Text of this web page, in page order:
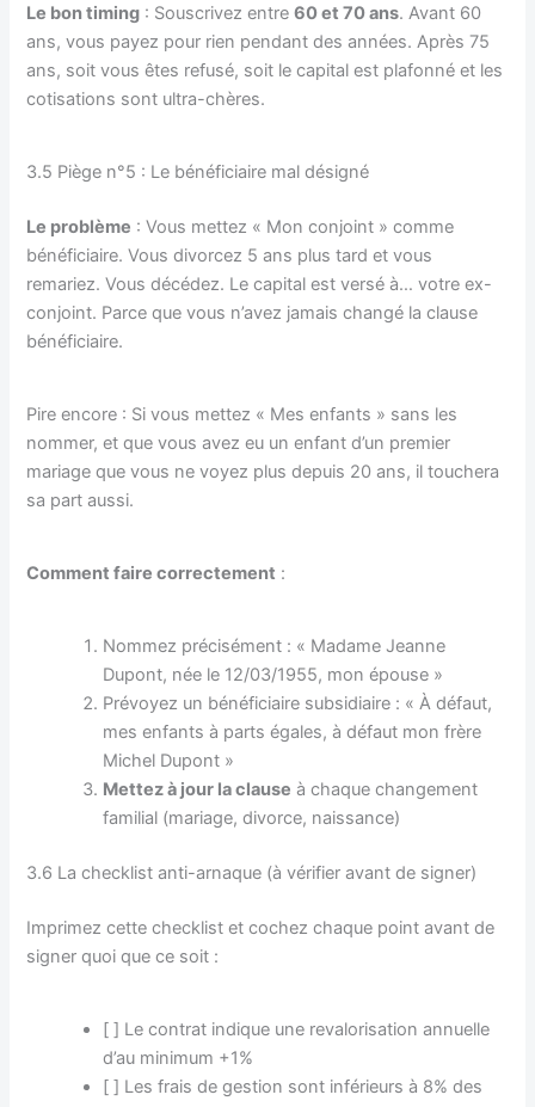
Le bon timing : Souscrivez entre60 et 70 ans. Avant 60
ans, vous payez pour rien pendant des années. Après 75
ans, soit vous êtes refusé, soit le capital est plafonné et les
cotisations sont ultra-chères.
3.5 Piège n°5 : Le bénéficiaire mal désigné
Le problème : Vous mettez « Mon conjoint » comme
bénéficiaire. Vous divorcez 5 ans plus tard et vous
remariez. Vous décédez. Le capital est versé à… votre ex-
conjoint. Parce que vous n’avez jamais changé la clause
bénéficiaire.
Pire encore : Si vous mettez « Mes enfants » sans les
nommer, et que vous avez eu un enfant d’un premier
mariage que vous ne voyez plus depuis 20 ans, il touchera
sa part aussi.
Comment faire correctement :
Nommez précisément : « Madame Jeanne
Dupont, née le 12/03/1955, mon épouse »
Prévoyez un bénéficiaire subsidiaire : « À défaut,
mes enfants à parts égales, à défaut mon frère
Michel Dupont »
Mettez à jour la clause à chaque changement
familial (mariage, divorce, naissance)
3.6 La checklist anti-arnaque (à vérifier avant de signer)
Imprimez cette checklist et cochez chaque point avant de
signer quoi que ce soit :
[ ] Le contrat indique une revalorisation annuelle
d’au minimum +1%
[ ] Les frais de gestion sont inférieurs à 8% des